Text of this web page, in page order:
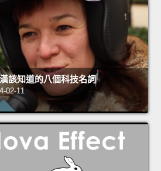
該知道的八個科技名詞
02-11